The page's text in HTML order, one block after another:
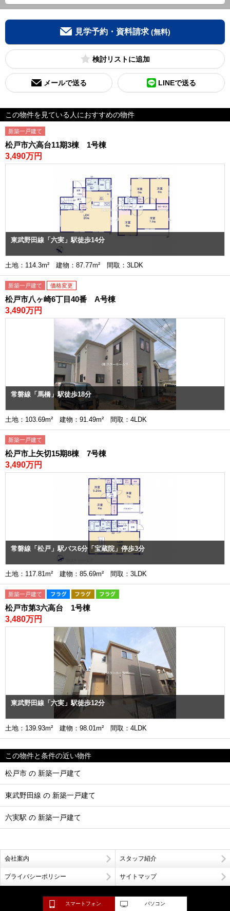
見学予約・資料請求 (無料)
検討リスト
メールで送る LINEで送る
この物件を見ている人におすすめの物件
新築一戸建て
松戸市六高台11期3棟 1号棟
3,490万円
東武野田線「六実」駅徒歩14分
土地：114.3m² 建物：87.77m² 間取：3LDK
新築一戸建て 価格変更
松戸市八ヶ崎6丁目40番 A号棟
3,490万円
常磐線「馬橋」駅徒歩18分
土地：103.69m² 建物：91.49m² 間取：4LDK
新築一戸建て
松戸市上矢切15期8棟 7号棟
3,490万円
常磐線「松戸」駅バス6分「宝蔵院」停歩3分
土地：117.81m² 建物：85.69m² 間取：3LDK
新築一戸建て
松戸市第3六高台 1号棟
3,480万円
東武野田線「六実」駅徒歩12分
土地：139.93m² 建物：98.01m² 間取：4LDK
この物件と条件の近い物件
松戸市 の 新築一戸建て
東武野田線 の 新築一戸建て
六実駅 の 新築一戸建て
会社案内 スタッフ紹介
プライバシーポリシー サイトマップ
スマートフォン パソコン